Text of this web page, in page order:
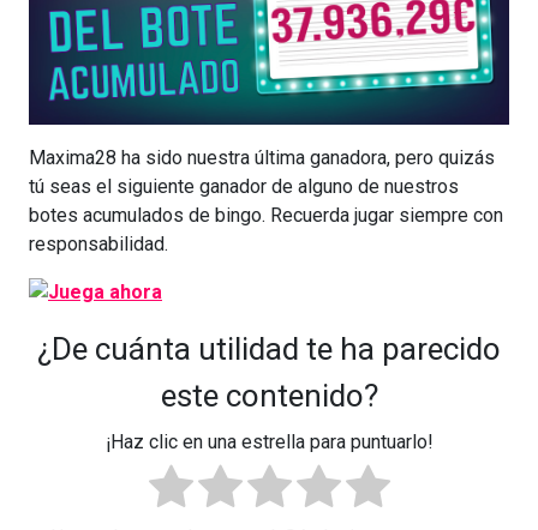
Maxima28 ha sido nuestra última ganadora, pero quizás
tú seas el siguiente ganador de alguno de nuestros
botes acumulados de bingo. Recuerda jugar siempre con
responsabilidad.
¿De cuánta utilidad te ha parecido
este contenido?
¡Haz clic en una estrella para puntuarlo!